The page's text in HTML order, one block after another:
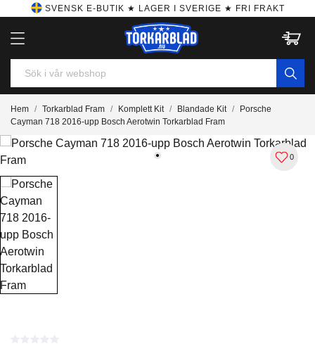
SVENSK E-BUTIK ★ LAGER I SVERIGE ★ FRI FRAKT
Hem Torkarblad Fram Komplett Kit Blandade Kit
Porsche
Cayman 718 2016-upp Bosch Aerotwin Torkarblad Fram
0